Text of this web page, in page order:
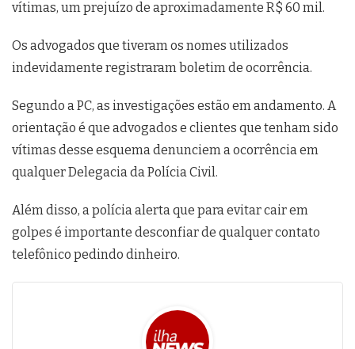
vítimas, um prejuízo de aproximadamente R$ 60 mil.
Os advogados que tiveram os nomes utilizados
indevidamente registraram boletim de ocorrência.
Segundo a PC, as investigações estão em andamento. A
orientação é que advogados e clientes que tenham sido
vítimas desse esquema denunciem a ocorrência em
qualquer Delegacia da Polícia Civil.
Além disso, a polícia alerta que para evitar cair em
golpes é importante desconfiar de qualquer contato
telefônico pedindo dinheiro.